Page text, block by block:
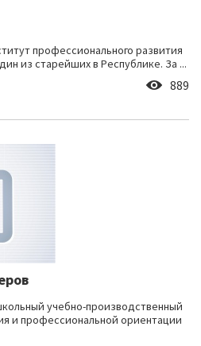
профессионального развития
из старейших в Республике. За ...
889
учебно-производственный
и профессиональной ориентации